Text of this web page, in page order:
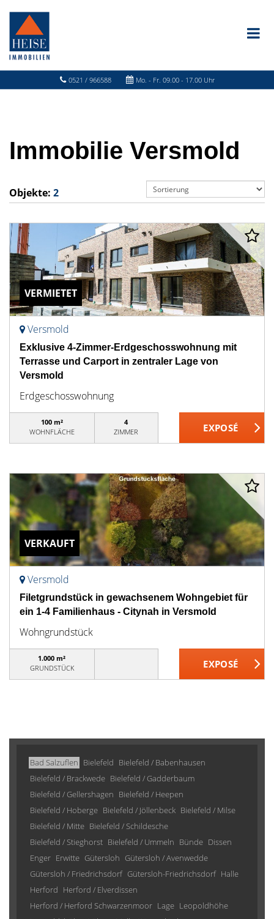
0521 / 966588 Mo. - Fr. 09.00 - 17.00 Uhr
Immobilie Versmold
Objekte: 2
VERMIETET
Versmold
Exklusive 4-Zimmer-Erdgeschosswohnung mit
Terrasse und Carport in zentraler Lage von
Versmold
Erdgeschosswohnung
100 m²
WOHNFLÄCHE
4
ZIMMER
VERKAUFT
Versmold
Filetgrundstück in gewachsenem Wohngebiet für
ein 1-4 Familienhaus - Citynah in Versmold
Wohngrundstück
1.000 m²
GRUNDSTÜCK
Bad Salzuflen Bielefeld Bielefeld / Babenhausen
Bielefeld / Brackwede Bielefeld / Gadderbaum
Bielefeld / Gellershagen Bielefeld / Heepen
Bielefeld / Hoberge Bielefeld / Jöllenbeck Bielefeld / Milse
Bielefeld / Mitte Bielefeld / Schildesche
Bielefeld / Stieghorst Bielefeld / Ummeln Bünde Dissen
Enger Erwitte Gütersloh Gütersloh / Avenwedde
Gütersloh / Friedrichsdorf Gütersloh-Friedrichsdorf Halle
Herford Herford / Elverdissen
Herford / Herford Schwarzenmoor Lage Leopoldhöhe